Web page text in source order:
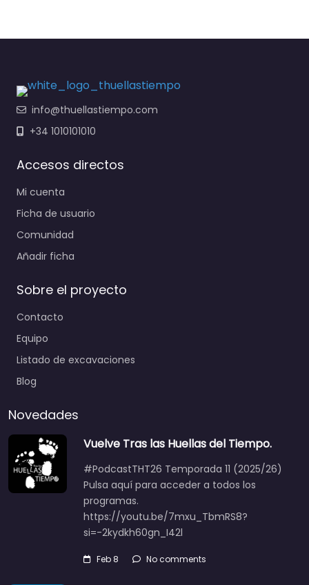
info@thuellastiempo.com
+34 1010101010
Accesos directos
Mi cuenta
Ficha de usuario
Comunidad
Añadir ficha
Sobre el proyecto
Contacto
Equipo
Listado de excavaciones
Blog
Novedades
Vuelve Tras las Huellas del Tiempo.
#PodcastTHT26 Temporada 11 (2025/26)
Pulsa aquí para acceder a todos los
programas.
https://youtu.be/7mxu_TbmRS8?
si=-2kydkh60gn_I42l
Feb 8 No comments